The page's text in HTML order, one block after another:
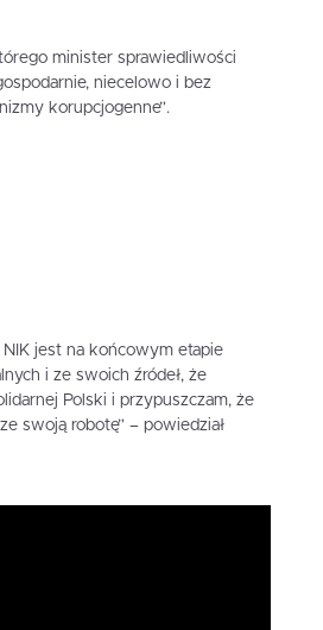
minister sprawiedliwości
niecelowo i bez
korupcjogenne”.
jest na końcowym etapie
i ze swoich źródeł, że
Polski i przypuszczam, że
swoją robotę” – powiedział